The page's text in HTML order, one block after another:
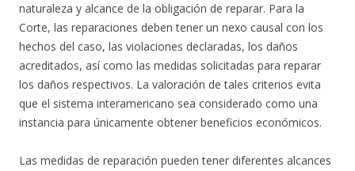
naturaleza y alcance de la obligación de reparar. Para la
Corte, las reparaciones deben tener un nexo causal con los
hechos del caso, las violaciones declaradas, los daños
acreditados, así como las medidas solicitadas para reparar
los daños respectivos. La valoración de tales criterios evita
que el sistema interamericano sea considerado como una
instancia para únicamente obtener beneficios económicos.
Las medidas de reparación pueden tener diferentes alcances